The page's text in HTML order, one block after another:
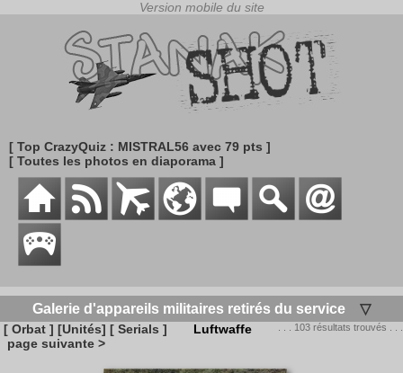
[ Top CrazyQuiz : MISTRAL56 avec 79 pts ]
[ Toutes les photos en diaporama ]
Galerie d'appareils militaires retirés du service ▽
[ Orbat ] [Unités] [ Serials ] Luftwaffe . . . 103 résultats trouvés . . .
page suivante >